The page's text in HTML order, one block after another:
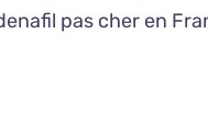
pas cher en